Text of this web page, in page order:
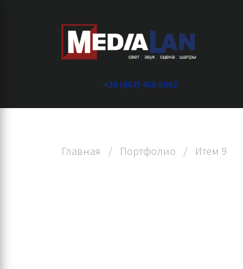
+38 (067) 466 5062
Главная / Портфолио / Итем 9